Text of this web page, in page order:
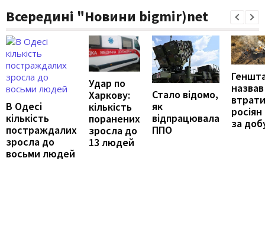
Всередині "Новини bigmir)net
В Одесі
кількість
постраждалих
зросла до
восьми людей
Удар по
Харкову:
кількість
поранених
зросла до
13 людей
Стало відомо,
як
відпрацювала
ППО
назвав
втрати
росіян
за